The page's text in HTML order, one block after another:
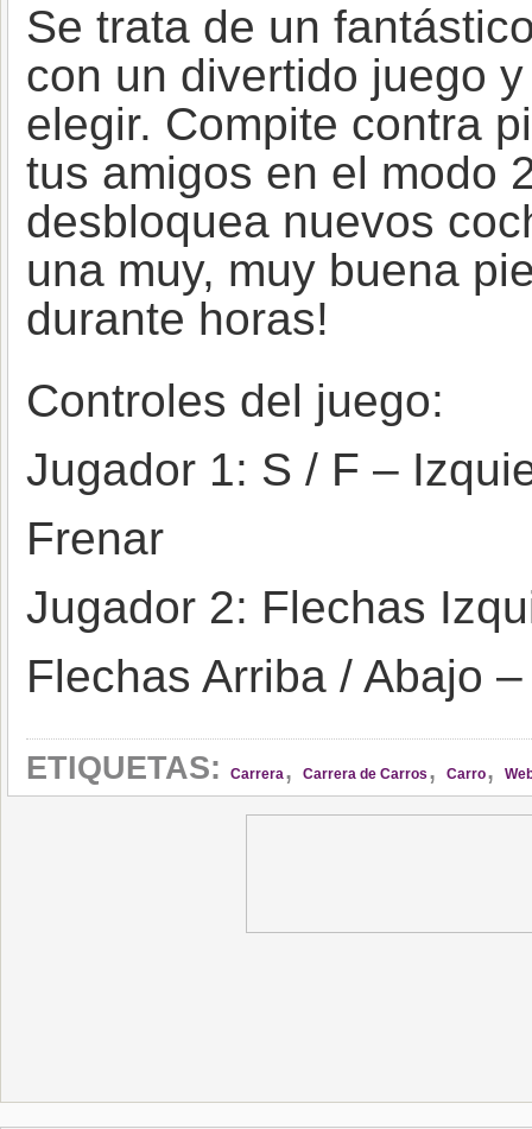
Se trata de un
con un divertido juego
elegir. Compite contra
tus amigos en el modo
desbloquea nuevos
una muy, muy buena
durante horas!
Controles del juego:
Jugador 1: S / F –
Frenar
Jugador 2: Flechas
Flechas Arriba / Abajo
ETIQUETAS: Carrera, Carrera de Carros , Carro,